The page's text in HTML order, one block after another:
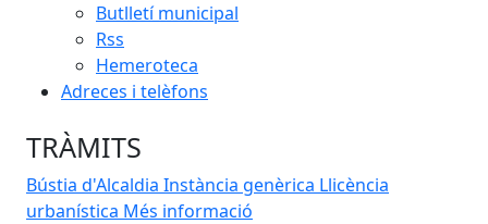
Butlletí municipal
Rss
Hemeroteca
Adreces i telèfons
TRÀMITS
Bústia d'Alcaldia Instància genèrica Llicència
urbanística Més informació